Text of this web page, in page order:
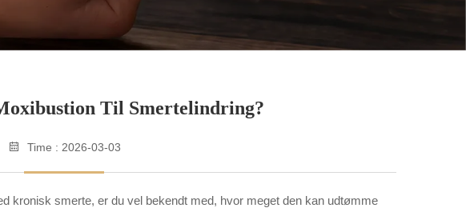
Til Smertelindring?
Time : 2026-03-03
kronisk smerte, er du vel bekendt med, hvor meget den kan udtømme